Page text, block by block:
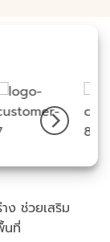
ง ช่วยเสริม
นที่